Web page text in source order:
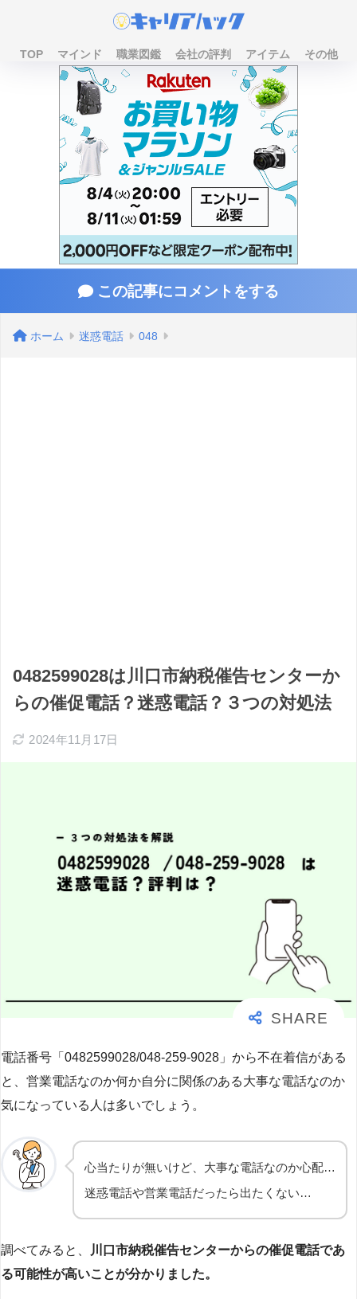
TOP マインド 職業図鑑 会社の評判 アイテム その他
この記事にコメントをする
ホーム 迷惑電話 048
0482599028は川口市納税催告センターか
らの催促電話？迷惑電話？３つの対処法
2024年11月17日
電話番号「0482599028/048-259-9028」から不在着信がある
と、営業電話なのか何か自分に関係のある大事な電話なのか
気になっている人は多いでしょう。
心当たりが無いけど、大事な電話なのか心配…
迷惑電話や営業電話だったら出たくない…
調べてみると、
川口市納税催告センターからの催促電話であ
る可能性が高いことが分かりました。